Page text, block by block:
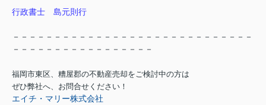
行政書士 島元則行
－－－－－－－－－－－－－－－－－－－－－－－－－－－－－
－－－－－－－－－－－－－－－－－
福岡市東区、糟屋郡の不動産売却をご検討中の方は
ぜひ弊社へ、お問合せください！
エイチ・マリー株式会社